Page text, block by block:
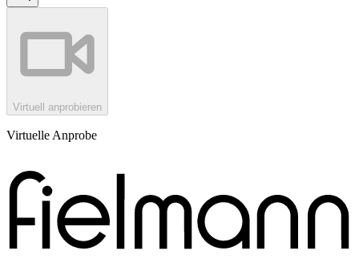
Virtuell anprobieren
Virtuelle Anprobe